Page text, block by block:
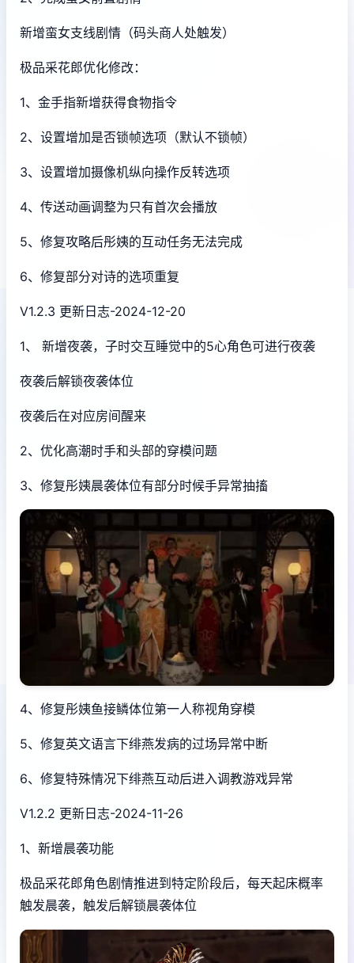
新增蛮女支线剧情（码头商人处触发）
极品采花郎优化修改：
1、金手指新增获得食物指令
2、设置增加是否锁帧选项（默认不锁帧）
3、设置增加摄像机纵向操作反转选项
4、传送动画调整为只有首次会播放
5、修复攻略后彤姨的互动任务无法完成
6、修复部分对诗的选项重复
V1.2.3 更新日志-2024-12-20
1、 新增夜袭，子时交互睡觉中的5心角色可进行夜袭
夜袭后解锁夜袭体位
夜袭后在对应房间醒来
2、优化高潮时手和头部的穿模问题
3、修复彤姨晨袭体位有部分时候手异常抽搐
4、修复彤姨鱼接鳞体位第一人称视角穿模
5、修复英文语言下绯燕发病的过场异常中断
6、修复特殊情况下绯燕互动后进入调教游戏异常
V1.2.2 更新日志-2024-11-26
1、新增晨袭功能
极品采花郎角色剧情推进到特定阶段后，每天起床概率
触发晨袭，触发后解锁晨袭体位